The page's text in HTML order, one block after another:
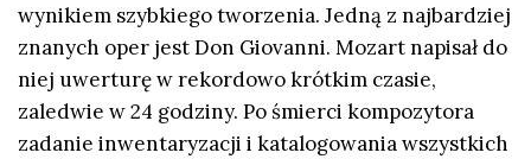
wynikiem szybkiego tworzenia. Jedną z najbardziej
znanych oper jest Don Giovanni. Mozart napisał do
niej uwerturę w rekordowo krótkim czasie,
zaledwie w 24 godziny. Po śmierci kompozytora
zadanie inwentaryzacji i katalogowania wszystkich